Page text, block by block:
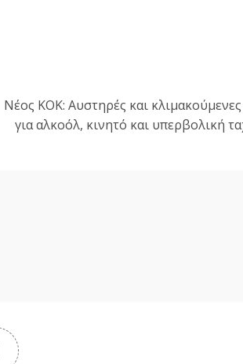
Νέος ΚΟΚ: Αυστηρές και κλιμακούμενες
για αλκοόλ, κινητό και υπερβολική